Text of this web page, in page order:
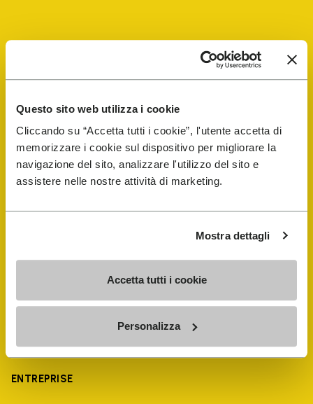
Questo sito web utilizza i cookie
Cliccando su “Accetta tutti i cookie”, l'utente accetta di
memorizzare i cookie sul dispositivo per migliorare la
navigazione del sito, analizzare l'utilizzo del sito e
assistere nelle nostre attività di marketing.
Mostra dettagli
Accetta tutti i cookie
Personalizza
FiveFingers Guide
E-SHOP
ENTREPRISE